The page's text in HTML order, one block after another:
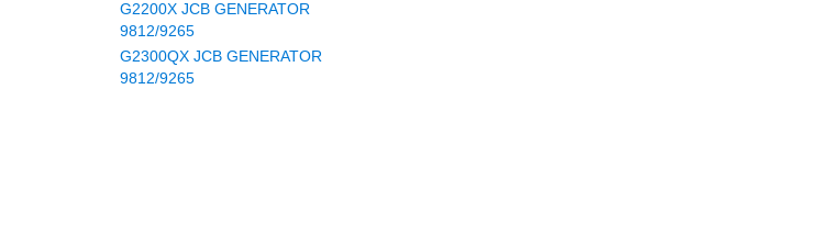
G2200X JCB GENERATOR
9812/9265
G2300QX JCB GENERATOR
9812/9265